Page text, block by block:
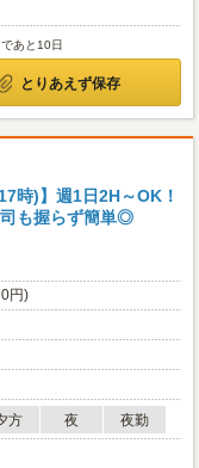
あと10日
とりあえず保存
時)】週1日2H～OK！
も握らず簡単◎
円)
方 夜
夜勤